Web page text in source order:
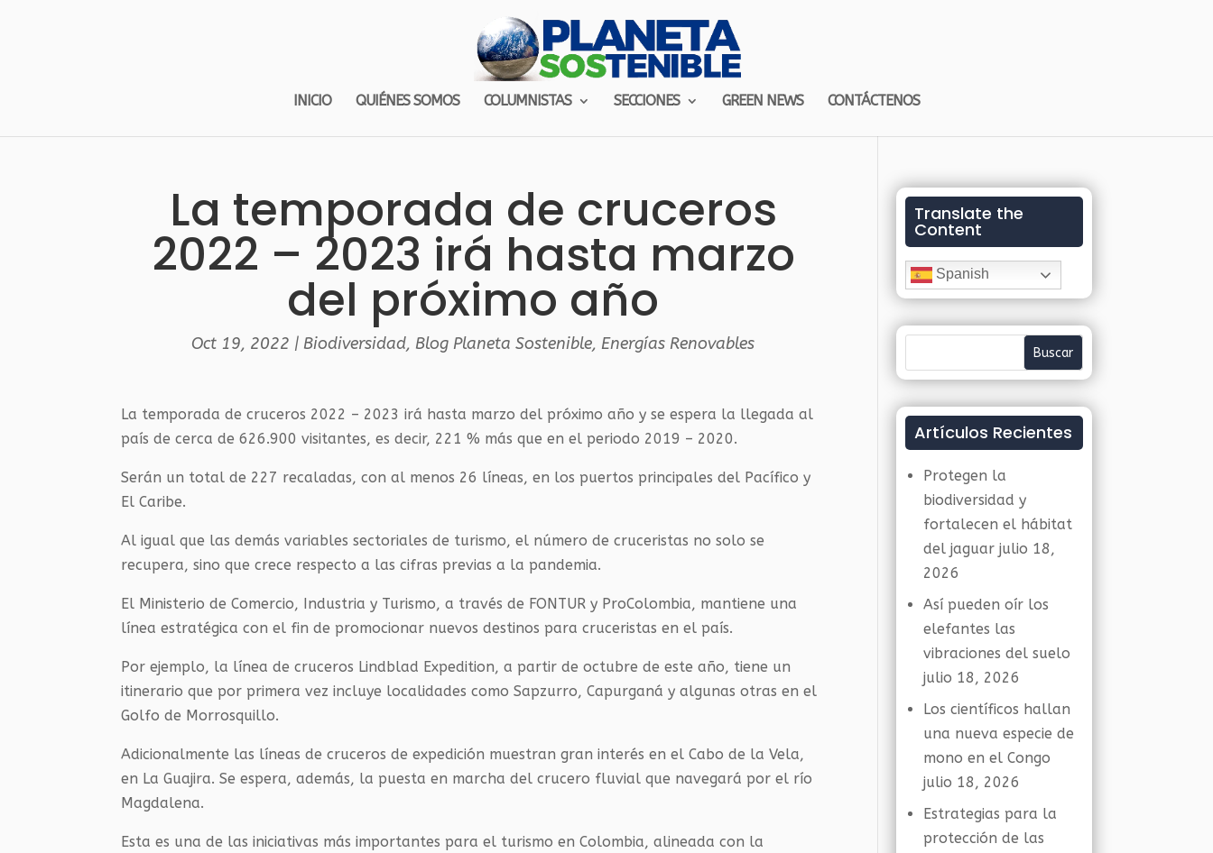
INICIO QUIÉNES SOMOS COLUMNISTAS SECCIONES GREEN NEWS CONTÁCTENOS
La temporada de cruceros
2022 – 2023 irá hasta marzo
del próximo año
Oct 19, 2022 | Biodiversidad, Blog Planeta Sostenible,Energías Renovables
La temporada de cruceros 2022 – 2023 irá hasta marzo del próximo año y se espera la llegada al
país de cerca de 626.900 visitantes, es decir, 221 % más que en el periodo 2019 – 2020.
Serán un total de 227 recaladas, con al menos 26 líneas, en los puertos principales del Pacífico y
El Caribe.
Al igual que las demás variables sectoriales de turismo, el número de cruceristas no solo se
recupera, sino que crece respecto a las cifras previas a la pandemia.
El Ministerio de Comercio, Industria y Turismo, a través de FONTUR y ProColombia, mantiene una
línea estratégica con el fin de promocionar nuevos destinos para cruceristas en el país.
Por ejemplo, la línea de cruceros Lindblad Expedition, a partir de octubre de este año, tiene un
itinerario que por primera vez incluye localidades como Sapzurro, Capurganá y algunas otras en el
Golfo de Morrosquillo.
Adicionalmente las líneas de cruceros de expedición muestran gran interés en el Cabo de la Vela,
en La Guajira. Se espera, además, la puesta en marcha del crucero fluvial que navegará por el río
Magdalena.
Esta es una de las iniciativas más importantes para el turismo en Colombia, alineada con la
Translate the
Content
Spanish
Artículos Recientes
Protegen la
biodiversidad y
fortalecen el hábitat
del jaguar julio 18,
2026
Así pueden oír los
elefantes las
vibraciones del suelo
julio 18, 2026
Los científicos hallan
una nueva especie de
mono en el Congo
julio 18, 2026
Estrategias para la
protección de las